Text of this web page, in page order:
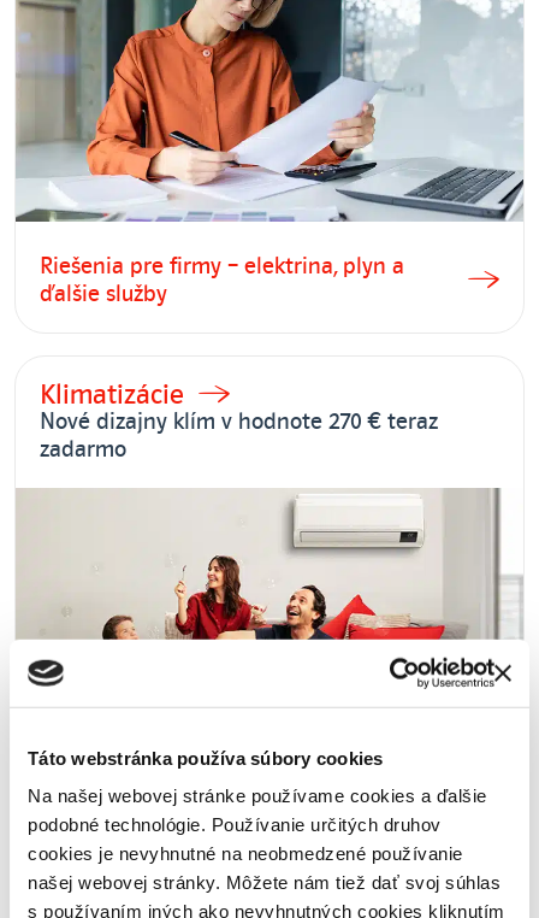
Táto webstránka používa súbory cookies
Na našej webovej stránke používame cookies a ďalšie
podobné technológie. Používanie určitých druhov
cookies je nevyhnutné na neobmedzené používanie
našej webovej stránky. Môžete nám tiež dať svoj súhlas
s používaním iných ako nevyhnutných cookies kliknutím
Riešenia pre firmy – elektrina, plyn a
ďalšie služby
Klimatizácie
Nové dizajny klím v hodnote 270 € teraz
zadarmo
Zľava 100 € na vybrané modely.
Limitovaná ponuka